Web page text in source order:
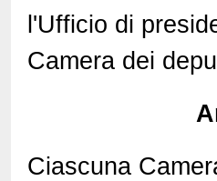
l'Ufficio di
Camera dei
Ciascuna